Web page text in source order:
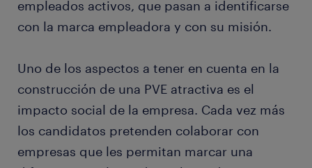
empleados activos, que pasan a identificarse
con la marca empleadora y con su misión.
Uno de los aspectos a tener en cuenta en la
construcción de una PVE atractiva es el
impacto social de la empresa. Cada vez más
los candidatos pretenden colaborar con
empresas que les permitan marcar una